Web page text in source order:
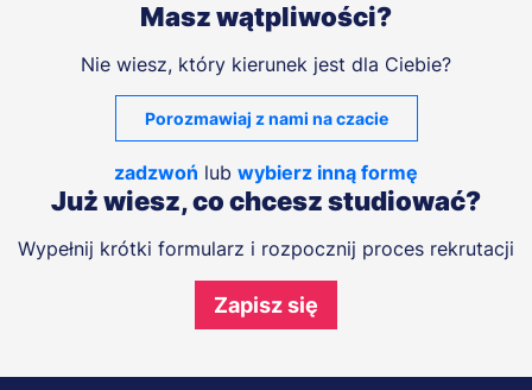
Masz wątpliwości?
Nie wiesz, który kierunek jest dla Ciebie?
Porozmawiaj z nami na czacie
zadzwoń lub wybierz inną formę
Już wiesz, co chcesz studiować?
Wypełnij krótki formularz i rozpocznij proces rekrutacji
Zapisz się